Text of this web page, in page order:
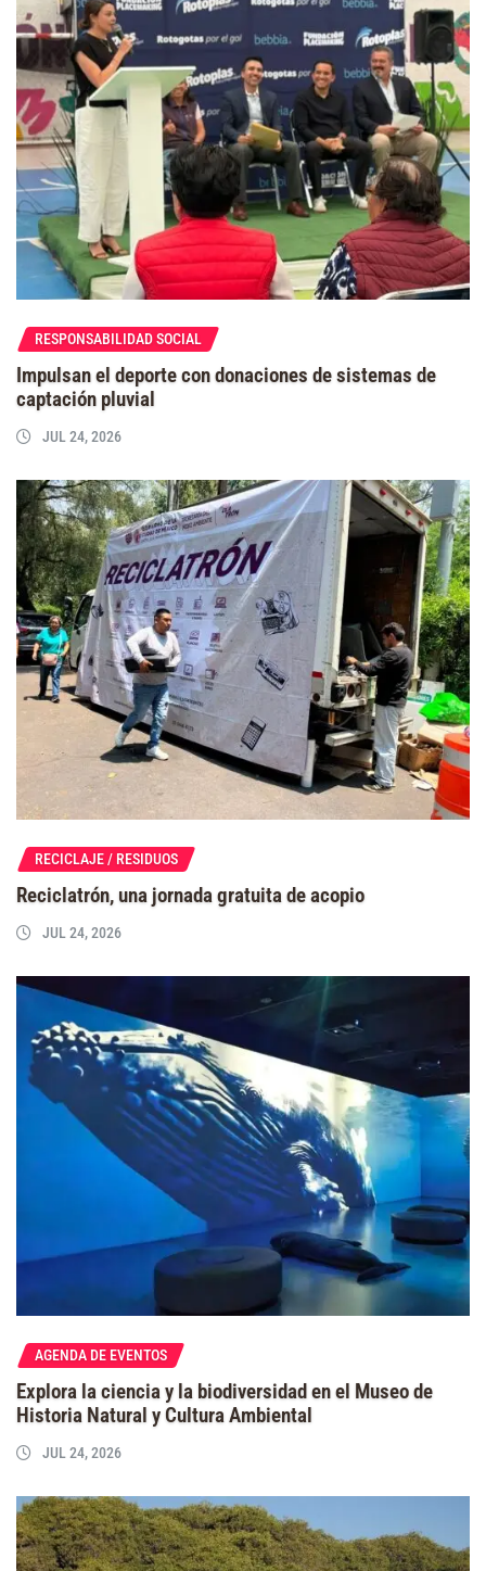
RESPONSABILIDAD SOCIAL
Impulsan el deporte con donaciones de sistemas de
captación pluvial
JUL 24, 2026
RECICLAJE / RESIDUOS
Reciclatrón, una jornada gratuita de acopio
JUL 24, 2026
AGENDA DE EVENTOS
Explora la ciencia y la biodiversidad en el Museo de
Historia Natural y Cultura Ambiental
JUL 24, 2026